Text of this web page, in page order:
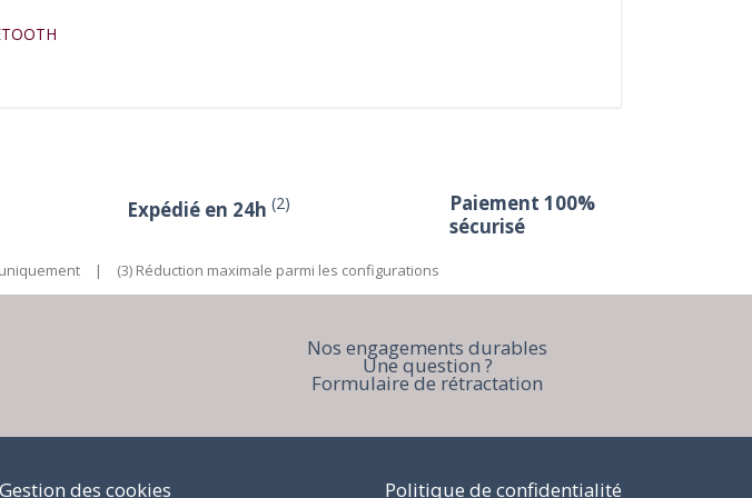
Expédié en 24h (2)
Paiement 100%
sécurisé
| (3) Réduction maximale parmi les configurations
Nos engagements durables
Une question ?
Formulaire de rétractation
Gestion des cookies Politique de confidentialité